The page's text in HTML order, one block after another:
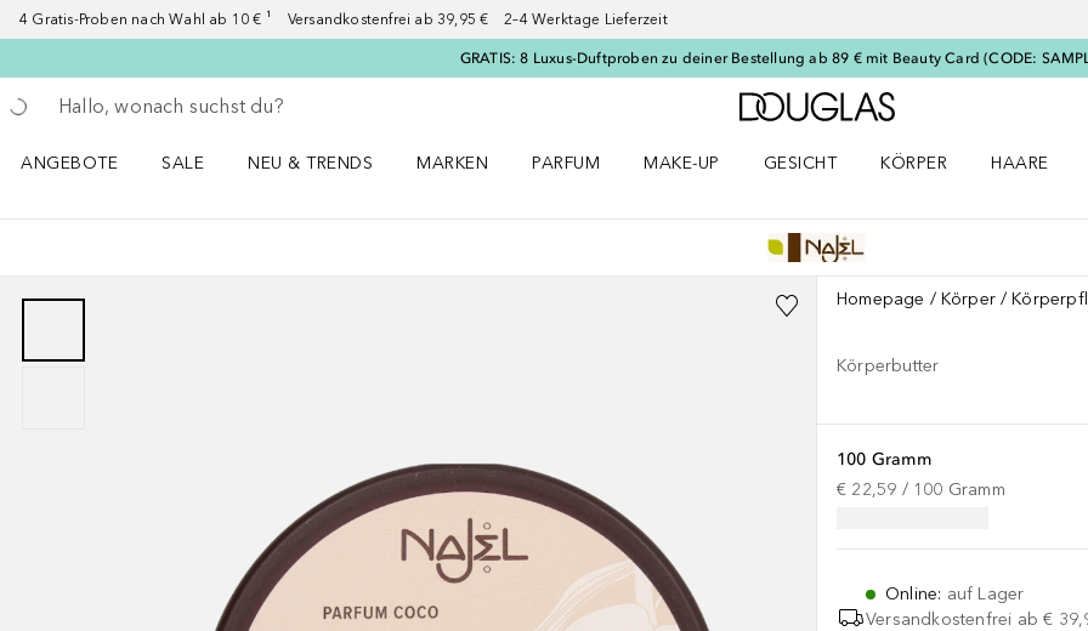
4 Gratis-Proben nach Wahl ab 10 € ¹ Versandkostenfrei ab 39,95 € 2–4 Werktage Lieferzeit
GRATIS: 8 Luxus-Duftproben zu deiner Bestellung ab 89 € mit Beauty Card (CODE:
Gehe zurück
Suche ausführen
Zur Douglas Startseite
ANGEBOTE
SALE
NEU & TRENDS
MARKEN
PARFUM
MAKE-UP
GESICHT
KÖRPER
HAARE
Homepage Körper
Körperbutter
100 Gramm
€ 22,59 / 100 Gramm
Online: auf Lager
Versandkostenfrei ab €